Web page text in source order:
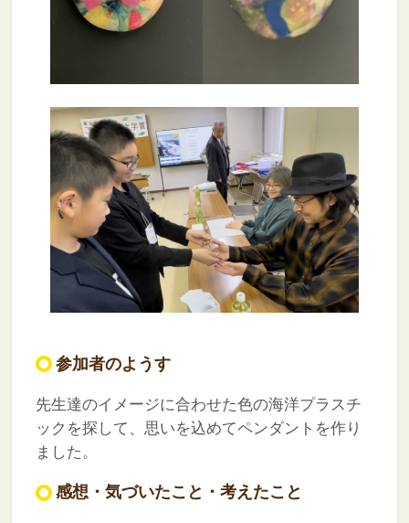
参加者のようす
先生達のイメージに合わせた色の海洋プラスチ
ックを探して、思いを込めてペンダントを作り
ました。
感想・気づいたこと・考えたこと